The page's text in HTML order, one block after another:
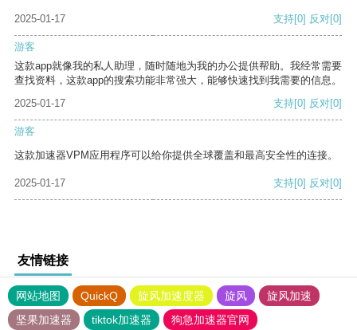
2025-01-17 支持[0] 反对[0]
游客
这款app就像我的私人助理，随时随地为我的办公提供帮助。我经常需要
查找资料，这款app的搜索功能非常强大，能够快速找到我需要的信息。
2025-01-17
支持[0] 反对[0]
游客
这款加速器VPM应用程序可以给你提供全球覆盖和最高安全性的连接。
2025-01-17 支持[0] 反对[0]
友情链接
网站地图 QuickQ 旋风加速度器 旋风
旋风加速
坚果加速器
tiktok加速器
狗急加速器官网